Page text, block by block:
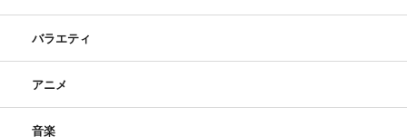
バラエティ
アニメ
音楽